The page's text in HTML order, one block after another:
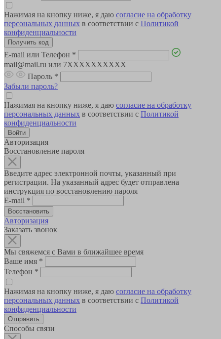
Нажимая на кнопку ниже, я даю согласие на обработку
персональных данных в соответствии с Политикой
конфиденциальности
E-mail или Телефон *
mail@mail.ru или 7XXXXXXXXXX
Пароль *
Забыли пароль?
Нажимая на кнопку ниже, я даю согласие на обработку
персональных данных в соответствии с Политикой
конфиденциальности
Авторизация
Восстановление пароля
Введите адрес электронной почты, указанный при
регистрации. На указанный адрес будет отправлена
инструкция по восстановлению пароля
E-mail *
Авторизация
Заказать звонок
Мы свяжемся с Вами в ближайшее время
Ваше имя *
Телефон *
Нажимая на кнопку ниже, я даю согласие на обработку
персональных данных в соответствии с Политикой
конфиденциальности
Способы связи